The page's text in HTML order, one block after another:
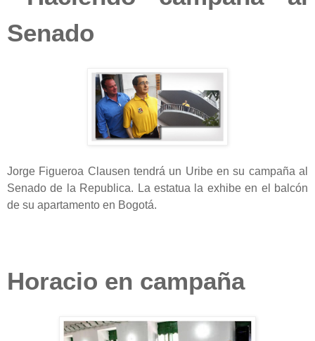
Senado
Jorge Figueroa Clausen tendrá un Uribe en su campaña al
Senado de la Republica. La estatua la exhibe en el balcón
de su apartamento en Bogotá.
Horacio en campaña